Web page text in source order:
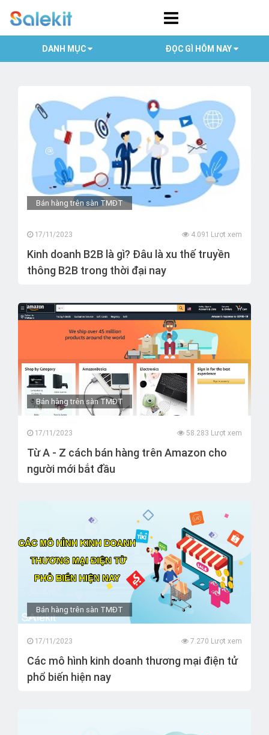
DANH MỤC ĐỌC GÌ HÔM NAY
Bán hàng trên sàn TMĐT
17/11/2023 4.091 Lượt xem
Kinh doanh B2B là gì? Đâu là xu thế truyền
thông B2B trong thời đại nay
Bán hàng trên sàn TMĐT
17/11/2023 58.283 Lượt xem
Từ A - Z cách bán hàng trên Amazon cho
người mới bắt đầu
Bán hàng trên sàn TMĐT
17/11/2023 7.270 Lượt xem
Các mô hình kinh doanh thương mại điện tử
phổ biến hiện nay